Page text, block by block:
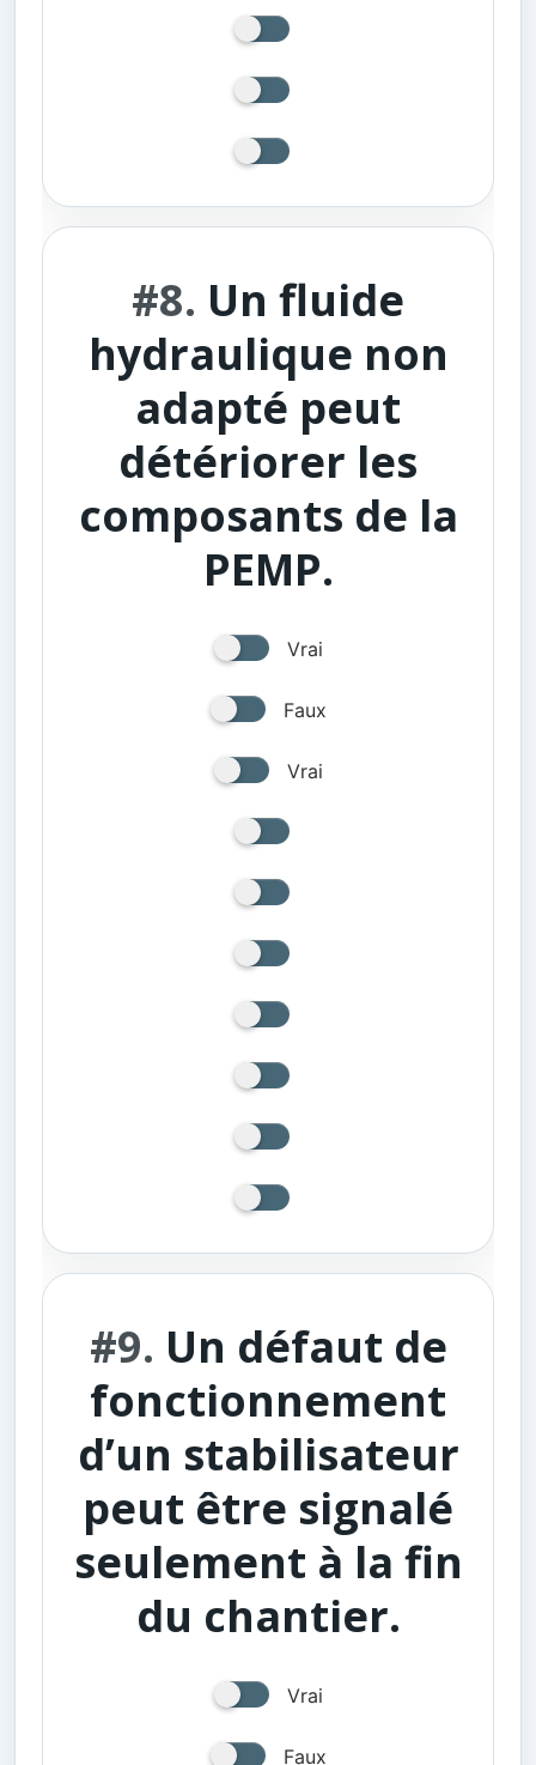
#8. Un fluide
hydraulique non
adapté peut
détériorer les
composants de la
PEMP.
Vrai
Faux
Vrai
#9. Un défaut de
fonctionnement
d’un stabilisateur
peut être signalé
seulement à la fin
du chantier.
Vrai
Faux